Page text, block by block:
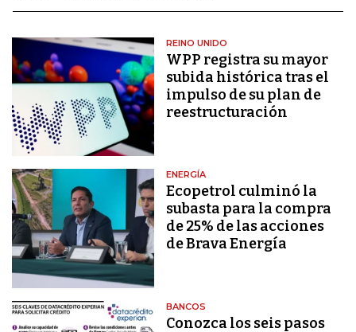
REINO UNIDO
WPP registra su mayor
subida histórica tras el
impulso de su plan de
reestructuración
ENERGÍA
Ecopetrol culminó la
subasta para la compra
de 25% de las acciones
de Brava Energía
BANCOS
Conozca los seis pasos